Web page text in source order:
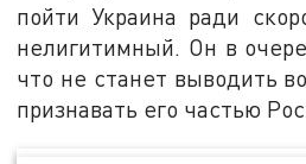
пойти Украина ради
нелигитимный. Он в
что не станет выводить
признавать его частью